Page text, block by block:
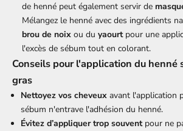
de henné peut également servir de
Mélangez le henné avec des ingrédients
brou de noix ou du yaourtpour une
l'excès de sébum tout en colorant.
Conseils pour l'application du henné
gras
Nettoyez vos cheveux avant l'application
sébum n'entrave l'adhésion du henné.
Évitez d’appliquer trop souventpour ne